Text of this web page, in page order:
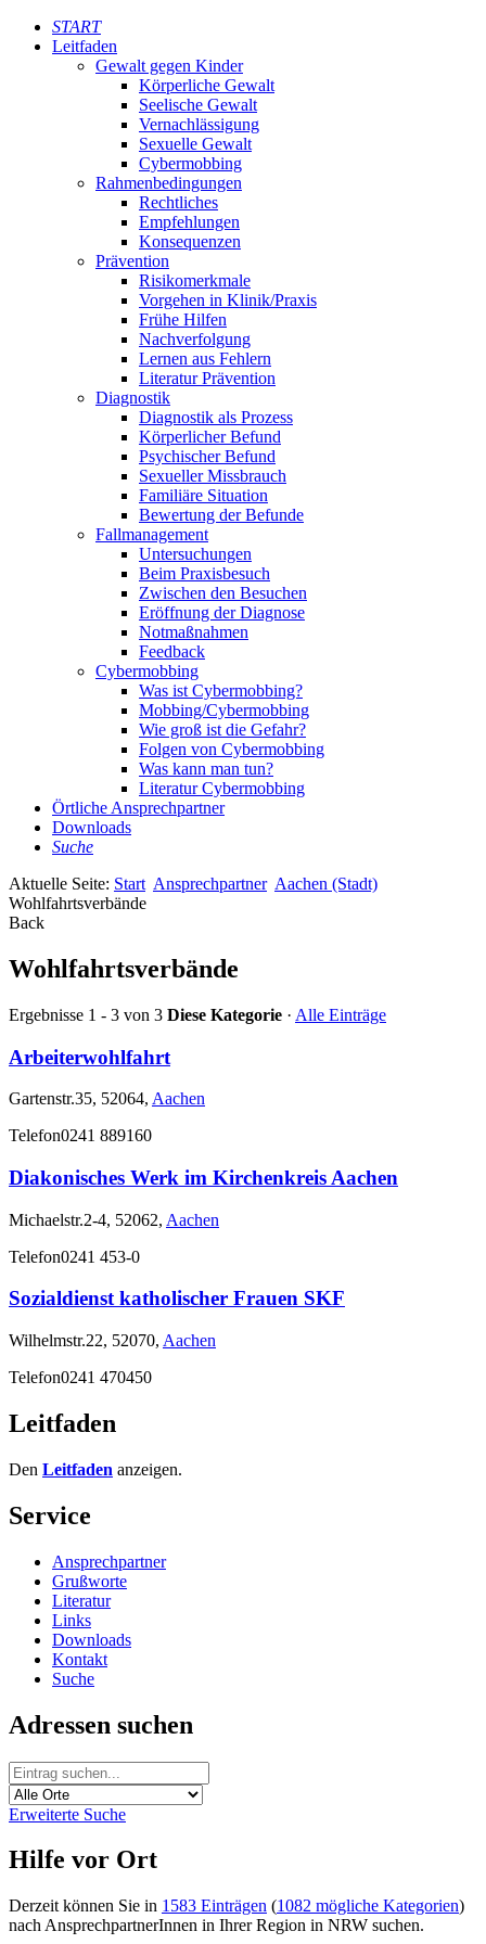
START
Leitfaden
Gewalt gegen Kinder
Körperliche Gewalt
Seelische Gewalt
Vernachlässigung
Sexuelle Gewalt
Cybermobbing
Rahmenbedingungen
Rechtliches
Empfehlungen
Konsequenzen
Prävention
Risikomerkmale
Vorgehen in Klinik/Praxis
Frühe Hilfen
Nachverfolgung
Lernen aus Fehlern
Literatur Prävention
Diagnostik
Diagnostik als Prozess
Körperlicher Befund
Psychischer Befund
Sexueller Missbrauch
Familiäre Situation
Bewertung der Befunde
Fallmanagement
Untersuchungen
Beim Praxisbesuch
Zwischen den Besuchen
Eröffnung der Diagnose
Notmaßnahmen
Feedback
Cybermobbing
Was ist Cybermobbing?
Mobbing/Cybermobbing
Wie groß ist die Gefahr?
Folgen von Cybermobbing
Was kann man tun?
Literatur Cybermobbing
Örtliche Ansprechpartner
Downloads
Suche
Aktuelle Seite: Start Ansprechpartner Aachen (Stadt)
Wohlfahrtsverbände
Back
Wohlfahrtsverbände
Ergebnisse 1 - 3 von 3 Diese Kategorie · Alle Einträge
Arbeiterwohlfahrt
Gartenstr.35, 52064, Aachen
Telefon0241 889160
Diakonisches Werk im Kirchenkreis Aachen
Michaelstr.2-4, 52062, Aachen
Telefon0241 453-0
Sozialdienst katholischer Frauen SKF
Wilhelmstr.22, 52070, Aachen
Telefon0241 470450
Leitfaden
Den Leitfaden anzeigen.
Service
Ansprechpartner
Grußworte
Literatur
Links
Downloads
Kontakt
Suche
Adressen suchen
Erweiterte Suche
Hilfe vor Ort
Derzeit können Sie in 1583 Einträgen (1082 mögliche Kategorien)
nach AnsprechpartnerInnen in Ihrer Region in NRW suchen.